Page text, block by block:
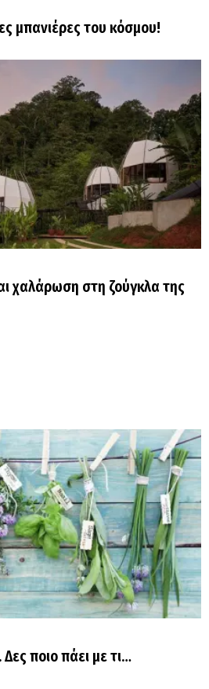
μπανιέρες του κόσμου!
χαλάρωση στη ζούγκλα της
ποιο πάει με τι…